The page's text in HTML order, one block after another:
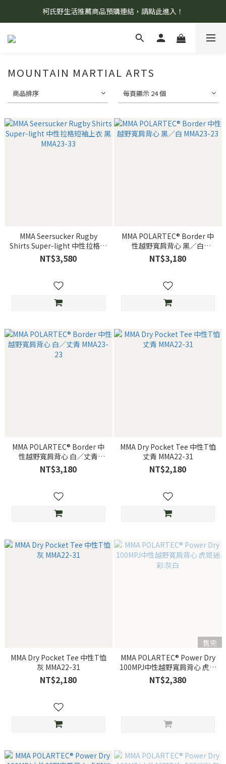
8/7 當天暫停開放工作室。請見諒！
柯氏野生活推薦商品預購連結，請點此進入！
8/7 當天暫停開放工作室。請見諒！
MOUNTAIN MARTIAL ARTS
商品排序 每頁顯示 24 個
MMA Seersucker Rugby
Shirts Super-light 中性拉格短
袖上衣 黑 MMA23-33
NT$3,580
MMA POLARTEC® Border 中
性越野寬肩背心 黑／白
MMA23-23
NT$3,180
MMA POLARTEC® Border 中
性越野寬肩背心 白／丈青
MMA23-23
NT$3,180
MMA Dry Pocket Tee 中性T恤
丈青 MMA22-31
NT$2,180
MMA Dry Pocket Tee 中性T恤
灰 MMA22-31
NT$2,180
售完
MMA POLARTEC® Power Dry
100MPJ中性越野寬肩背心 虎斑
迷彩:灰白
NT$2,380